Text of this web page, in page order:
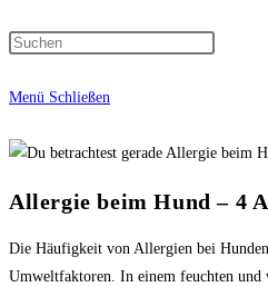
Menü Schließen
Allergie beim Hund – 4
Die Häufigkeit von Allergien bei
Umweltfaktoren. In einem feuchten und